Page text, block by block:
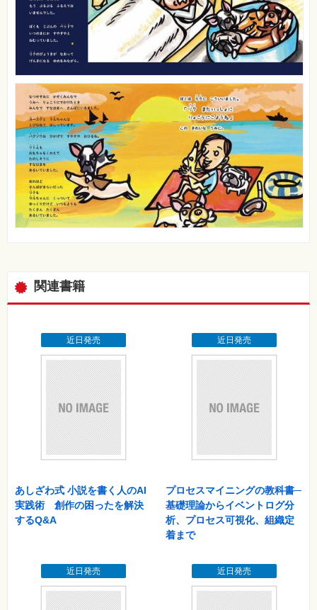
関連書籍
近日発売
あしざわ式 小説を書く人のAI
実践術 創作の困ったを解決
するQ&A
近日発売
プロセスマイニングの教科書─
基礎理論からイベントログ分
析、プロセス可視化、組織定
着まで
近日発売 近日発売